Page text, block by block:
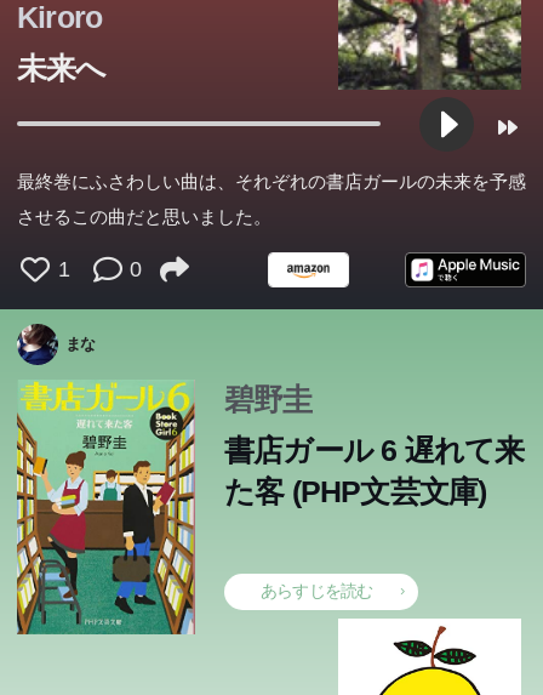
この本のあらすじは準備中です。Amazonで読むこともでき
ます。
「小国ナスミ、享年43。」宿り、去って、やがてまたや
って来る―感動と祝福の物語。
この本のあらすじは準備中です。Amazonで読むこともでき
ます。
この本のあらすじは準備中です。Amazonで読むこともでき
ます。
「人間レベル2」の僕は、教室の中でまるで薄暗い電球の
ような存在だった。野良猫のような目つきの美少女・百瀬
陽が、僕の彼女になるまでは―。しかしその裏には、僕に
とって残酷すぎる仕掛けがあった。「こんなに苦しい気持
ちは、最初から知らなければよかった...!」恋愛の持つ切
なさすべてが込められた、みずみずしい恋愛小説集。
中学の読書クラブの顧問として、生徒たちのビブリオバト
開業に挑む彩加。仙台の歴史ある書店の閉店騒動の渦中に
いる理子。そして亜紀は吉祥寺に戻り...。それでも本と本
屋が好きだから、四人の「書店ガール」たちは、今日も特
別な一冊を手渡し続ける。すべての働く人に送る、書店を
舞台としたお仕事エンタテインメント、ついに完結!
Kiroro
未来へ
最終巻にふさわしい曲は、それぞれの書店ガールの未来を予感
させるこの曲だと思いました。
1 0
まな
碧野圭
書店ガール 6 遅れて来
た客 (PHP文芸文庫)
あらすじを読む
彩加が取手の駅中書店の店長になってから一年半、ようや
く仕事が軌道に乗り始めたと感じていたところ、本社から
突然の閉店を告げられる。一方、編集者の伸光は担当作品
『鋼と銀の雨が降る』のアニメ化が決定して喜ぶものの、
思わぬトラブル続きとなり...。逆境の中で、自分が働く意
味、進むべき道について、悩む二人が見出した答えとは。
書店を舞台としたお仕事エンタテインメント第六弾。文庫
書き下ろし。
取手駅構内の小さな書店の店長に抜擢された彩加。しかし
意気込んで並べた本の売れ行きは悪く、店員たちの心もつ
かめない。一方、ライトノベル編集者の小幡伸光は、新人
賞作家の受賞辞退、編集者による原稿改ざん騒動などトラ
ブル続きの中、期待の新人作家との打合せのために取手を
訪れる。彩加と伸光が出会った時、思わぬ事実が発覚
し...。書店を舞台としたお仕事エンタテインメント第五
弾。文庫書き下ろし。
幸せな空気溢れるクリスマスイブ。恵子は、7年間働いた
会社からリストラされた。さらに倒産の危機に瀕する弟に
なけなしの貯金まで渡してしまう。「高望みなんてしな
い。平凡な幸せが欲しいだけなのに」。それでも困ってい
る人を放っておけない恵子は、一人の男性を助けようとす
るが―。5編の泣ける奇蹟。
「書店に就職したいと思ってるの?」新興堂書店アルバイ
吹っ切れないでいた。一方、駅ビルの書店の契約社員・宮
崎彩加は、正社員登用の通知とともに思いがけない打診を
受ける...。理子と亜紀に憧れる新たな世代の書店ガールた
ちが悩み抜いた末に見出した「働くことの意味」とは。書
店を舞台としたお仕事エンタテインメント第四弾。
「私、亜紀さんみたいになりたい!」きらきらした目で新
人バイトの愛奈に告げられ、困惑する亜紀。子育てに疲
れ、不慣れな経済書担当として失敗を重ね、自信を失いか
けていたからだ。一方、仙台の老舗書店のリニューアルを
任された理子は、沢村店長との出会いを通し、被災地の現
状を知る。そんな亜紀と理子が、気持ちを一つにした目標
とは!?書店を舞台としたお仕事エンタテインメント第三
弾。
くない「あるもの」を見つけてしまうために。あたし＝中
く社会に出て、お金という“実弾”を手にするべく、自衛官
を志望していた。そんななぎさに、都会からの転校生、海
野藻屑は何かと絡んでくる。嘘つきで残酷だが、どこか魅
力的な藻屑となぎさは徐々に親しくなっていく。だが、藻
屑は日夜、父からの暴力に曝されており、ある日――直木
賞作家がおくる、切実な痛みに満ちた青春文学。
吉祥寺に出店する大手書店チェーンに転職を果たした理子
職責に理子は戸惑っていた。一方、文芸書担当として活躍
する亜紀にも問題が。妊娠をきっかけに起こった夫との確
執、書籍の回収騒動―。そんな忙しい日々の中、本と本屋
の力を信じる二人が考え出した新たな挑戦とは?書店を舞
台とした痛快お仕事エンタテインメント第二弾。
吉祥寺にある書店のアラフォー副店長理子は、はねっかえ
愛も自由奔放。仕事でも好き勝手な提案ばかり。一方の亜
紀も、ダメ出しばかりする「頭の固い上司」の理子に猛反
発。そんなある日、店にとんでもない危機が...。書店を舞
台とした人間ドラマを軽妙に描くお仕事エンタテインメン
ト。本好き、書店好き必読。